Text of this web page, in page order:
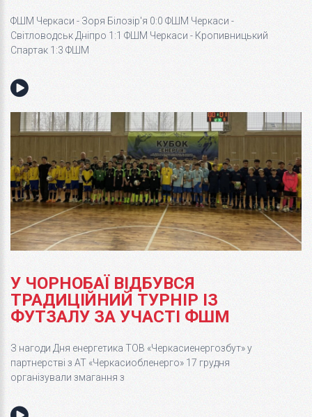
ФШМ Черкаси - Зоря Білозір'я 0:0 ФШМ Черкаси -
Світловодськ Дніпро 1:1 ФШМ Черкаси - Кропивницький
Спартак 1:3 ФШМ
У ЧОРНОБАЇ ВІДБУВСЯ
ТРАДИЦІЙНИЙ ТУРНІР ІЗ
ФУТЗАЛУ ЗА УЧАСТІ ФШМ
З нагоди Дня енергетика ТОВ «Черкасиенергозбут» у
партнерстві з АТ «Черкасиобленерго» 17 грудня
організували змагання з